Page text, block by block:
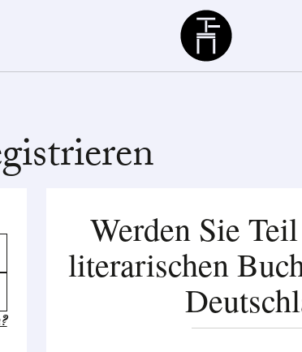
Büchergilde
Werden Sie
literarischen